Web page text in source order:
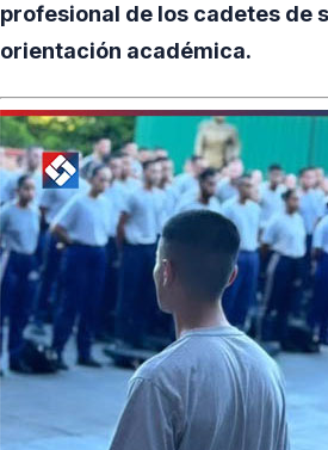
profesional de los cadetes de
orientación académica.